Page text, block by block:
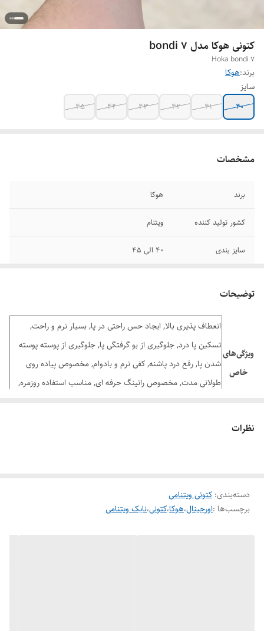
کتونی هوکا مدل bondi 7
Hoka bondi 7
برند:هوکا
سایز
40
41
42
43
44
45
مشخصات
برند هوکا
کشور تولید کننده ویتنام
سایز بندی ۴۰ الی ۴۵
توضیحات
ویژگی‌های
خاص
انعطاف پذیری بالا, ایجاد حس راحتی در پا, بسیار نرم و راحت,
تسکین پا درد, جلوگیری از بو گرفتگی پا, جلوگیری از پوسته پوسته
شدن پا, رفع درد پاشنه, کفی نرم و بادوام, مخصوص پیاده روی
طولانی مدت, مخصوص رانینگ حرفه‌ ای, مناسب استفاده روزمره,
نظرات
دسته‌بندی: کتونی ویتنامی
برچسب‌ها :اورجینال،هوکا،کتونی،نایک ویتنامی